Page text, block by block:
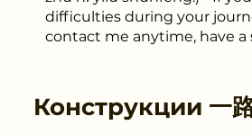
difficulties during your
contact me anytime, have a
Конструкции 一